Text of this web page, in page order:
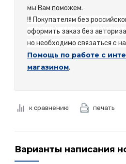
мы Вам поможем.
!!! Покупателям без
оформить заказ без
но необходимо связаться с
Помощь по работе с
магазином.
к сравнению печать
Варианты написания